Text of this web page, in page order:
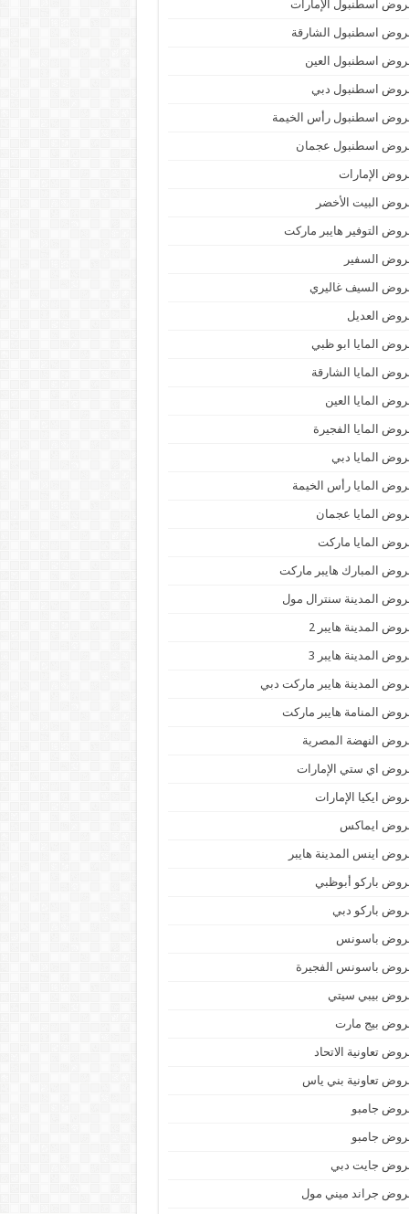
اسطنبول الإمارات
اسطنبول الشارقة
اسطنبول العين
اسطنبول دبي
اسطنبول رأس الخيمة
اسطنبول عجمان
الإمارات
البيت الأخضر
التوفير هايبر ماركت
السفير
السيف غاليري
العديل
المايا ابو ظبي
المايا الشارقة
المايا العين
المايا الفجيرة
المايا دبي
المايا رأس الخيمة
المايا عجمان
المايا ماركت
المبارك هايبر ماركت
المدينة سنترال مول
المدينة هايبر 2
المدينة هايبر 3
المدينة هايبر ماركت دبي
المنامة هايبر ماركت
النهضة المصرية
اي ستي الإمارات
ايكيا الإمارات
ايماكس
اينس المدينة هايبر
باركو أبوظبي
باركو دبي
باسونس
باسونس الفجيرة
بيبي سيتي
بيج مارت
تعاونية الاتحاد
تعاونية بني ياس
جامبو
جامبو
جايت دبي
جراند ميني مول